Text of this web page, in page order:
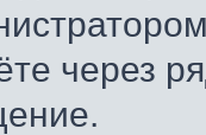
через